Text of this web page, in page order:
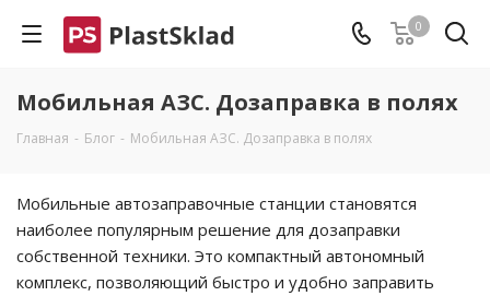
0
Мобильная АЗС. Дозаправка в полях
Главная - Блог - Мобильная АЗС. Дозаправка в полях
Мобильные автозаправочные станции становятся
наиболее популярным решение для дозаправки
собственной техники. Это компактный автономный
комплекс, позволяющий быстро и удобно заправить